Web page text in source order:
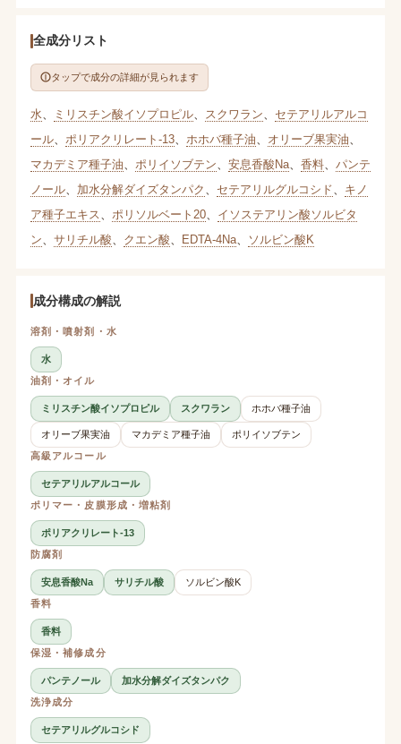
全成分リスト
タップで成分の詳細が見られます
水 ミリスチン酸イソプロピル、 スクワラン
セテアリルアルコ
ール、 ポリアクリレート-13、 ホホバ種子油 オリーブ果実油
マカデミア種子油
ポリイソブテン 安息香酸Na、 香料、 パンテ
ノール、 加水分解ダイズタンパク セテアリルグルコシド
キノ
ア種子エキス
ポリソルベート20、 イソステアリン酸ソルビタ
ン
サリチル酸 クエン酸 EDTA-4Na、 ソルビン酸K
成分構成の解説
溶剤・噴射剤・水
水
油剤・オイル
ミリスチン酸イソプロピル スクワラン ホホバ種子油
オリーブ果実油 マカデミア種子油
ポリイソブテン
高級アルコール
セテアリルアルコール
ポリマー・皮膜形成・増粘剤
ポリアクリレート-13
防腐剤
安息香酸Na サリチル酸
ソルビン酸K
香料
香料
保湿・補修成分
パンテノール
加水分解ダイズタンパク
洗浄成分
セテアリルグルコシド